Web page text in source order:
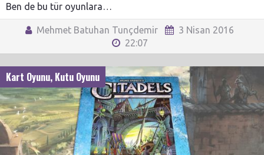
Ben de bu tür oyunlara…
Mehmet Batuhan Tunçdemir
3 Nisan 2016
22:07
Kart Oyunu, Kutu Oyunu